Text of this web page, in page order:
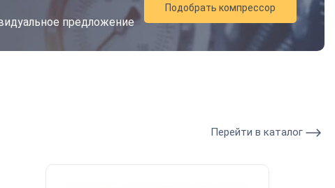
предложение
Подобрать компрессор
Перейти в каталог